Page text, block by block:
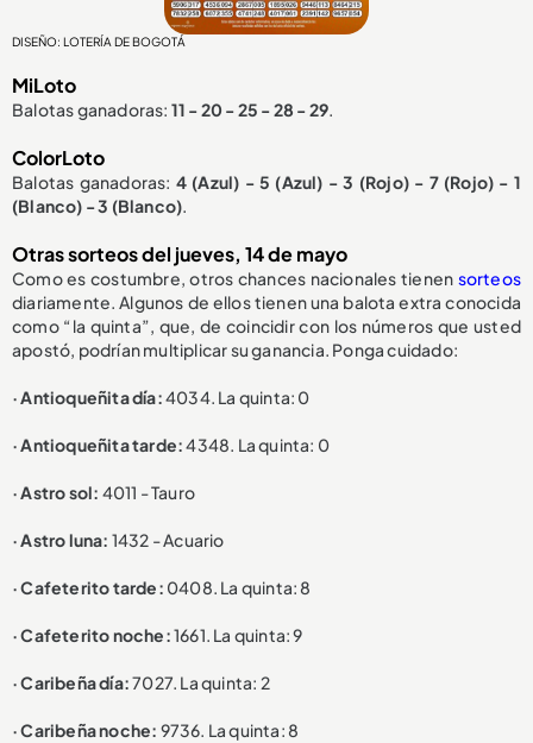
DISEÑO: LOTERÍA DE BOGOTÁ
MiLoto
Balotas ganadoras: 11 - 20 - 25 - 28 - 29.
ColorLoto
Balotas ganadoras: 4 (Azul) - 5 (Azul) - 3 (Rojo) - 7 (Rojo) - 1
(Blanco) - 3 (Blanco).
Otras sorteos del jueves, 14 de mayo
Como es costumbre, otros chances nacionales tienen sorteos
diariamente. Algunos de ellos tienen una balota extra conocida
como “la quinta”, que, de coincidir con los números que usted
apostó, podrían multiplicar su ganancia. Ponga cuidado:
· Antioqueñita día:4034. La quinta: 0
· Antioqueñita tarde:4348. La quinta: 0
· Astro sol: 4011 - Tauro
· Astro luna: 1432 - Acuario
· Cafeterito tarde: 0408. La quinta: 8
· Cafeterito noche:1661. La quinta: 9
· Caribeña día:7027. La quinta: 2
· Caribeña noche: 9736. La quinta: 8